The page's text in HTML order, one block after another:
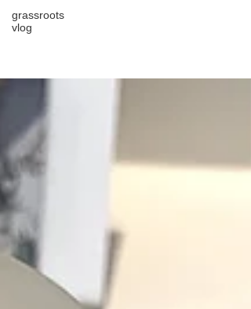
grassroots
vlog
All Posts